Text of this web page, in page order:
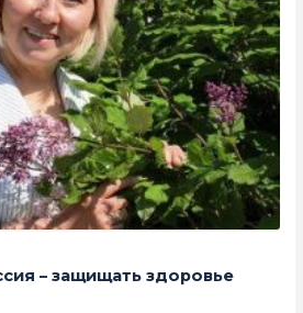
– защищать здоровье